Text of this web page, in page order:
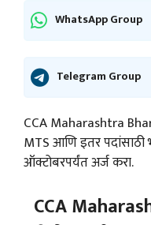
WhatsApp Group
Telegram Group
CCA Maharashtra
MTS आणि इतर पदांसाठी
ऑक्टोबरपर्यंत अर्ज करा.
CCA